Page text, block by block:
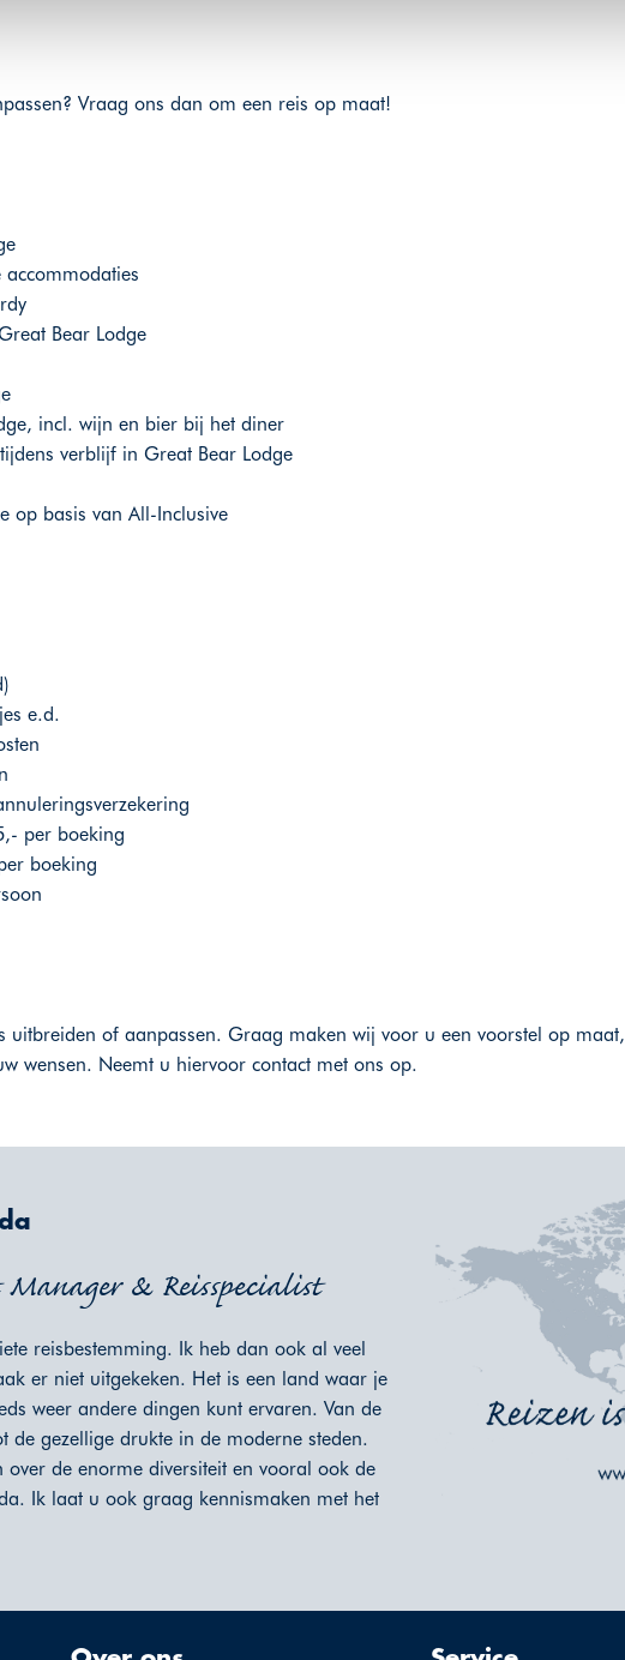
Vraag ons dan om een reis op maat!
Bear Lodge
incl. wijn en bier bij het diner
verblijf in Great Bear Lodge
op basis van All-Inclusive
e.d.
per boeking
boeking
uitbreiden of aanpassen. Graag maken wij voor u een voorstel op maat,
wensen. Neemt u hiervoor contact met ons op.
& Reisspecialist
reisbestemming. Ik heb dan ook al veel
er niet uitgekeken. Het is een land waar je
weer andere dingen kunt ervaren. Van de
de gezellige drukte in de moderne steden.
over de enorme diversiteit en vooral ook de
Ik laat u ook graag kennismaken met het